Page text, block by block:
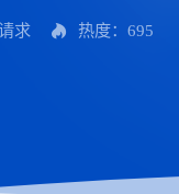
求 热度：695